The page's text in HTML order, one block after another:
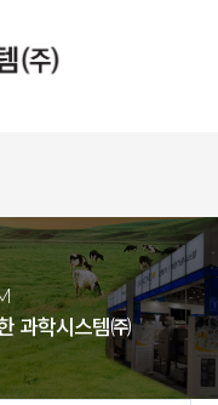
과학시스템㈜